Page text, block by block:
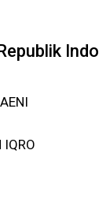
IQRO